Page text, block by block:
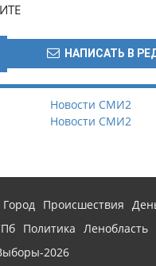
НАПИСАТЬ В
Новости СМИ2
Новости СМИ2
Город Происшествия
Политика Ленобласть
2026